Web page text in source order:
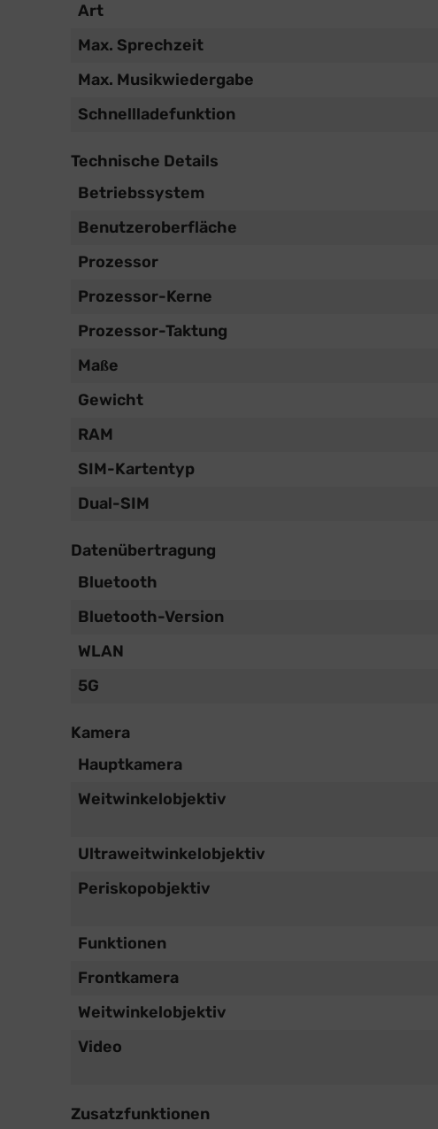
Art
Max. Sprechzeit
Max. Musikwiedergabe
Schnellladefunktion
Technische Details
Betriebssystem
Benutzeroberfläche
Prozessor
Prozessor-Kerne
Prozessor-Taktung
Maße
Gewicht
RAM
SIM-Kartentyp
Dual-SIM
Datenübertragung
Bluetooth
Bluetooth-Version
WLAN
5G
Kamera
Hauptkamera
Weitwinkelobjektiv
Ultraweitwinkelobjektiv
Periskopobjektiv
Funktionen
Frontkamera
Weitwinkelobjektiv
Video
Zusatzfunktionen